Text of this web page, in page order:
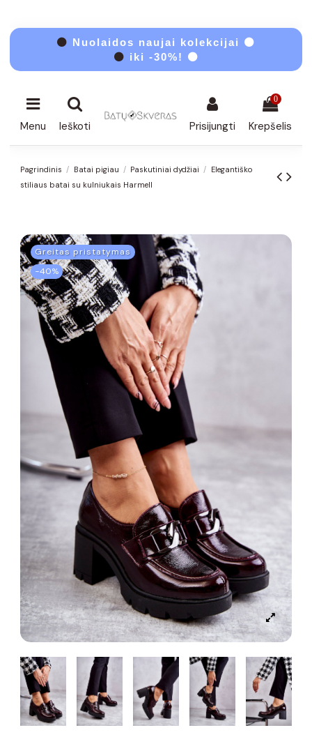
⚫ Nuolaidos naujai kolekcijai ⚫
⚫ iki -30%! ⚫
Menu Ieškoti Prisijungti
0
Krepšelis
Pagrindinis Batai pigiau Paskutiniai dydžiai
Elegantiško
stiliaus batai su kulniukais Harmell
Greitas pristatymas
−40%